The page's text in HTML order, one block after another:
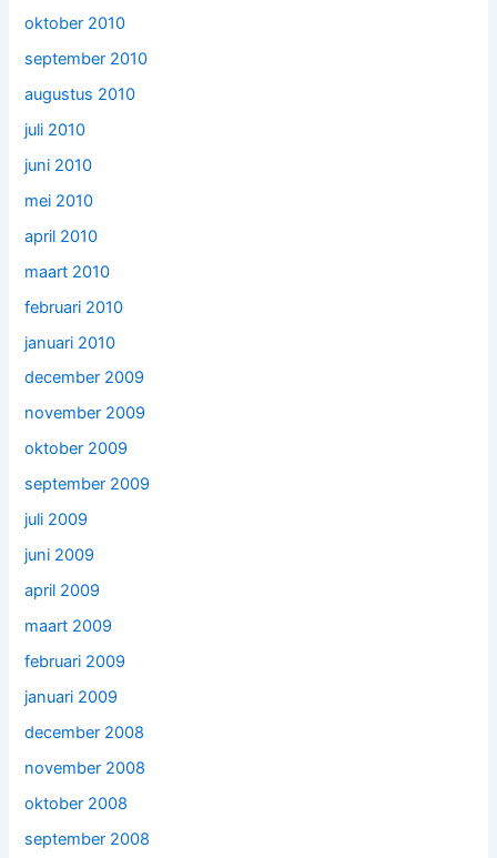
oktober 2010
september 2010
augustus 2010
juli 2010
juni 2010
mei 2010
april 2010
maart 2010
februari 2010
januari 2010
december 2009
november 2009
oktober 2009
september 2009
juli 2009
juni 2009
april 2009
maart 2009
februari 2009
januari 2009
december 2008
november 2008
oktober 2008
september 2008